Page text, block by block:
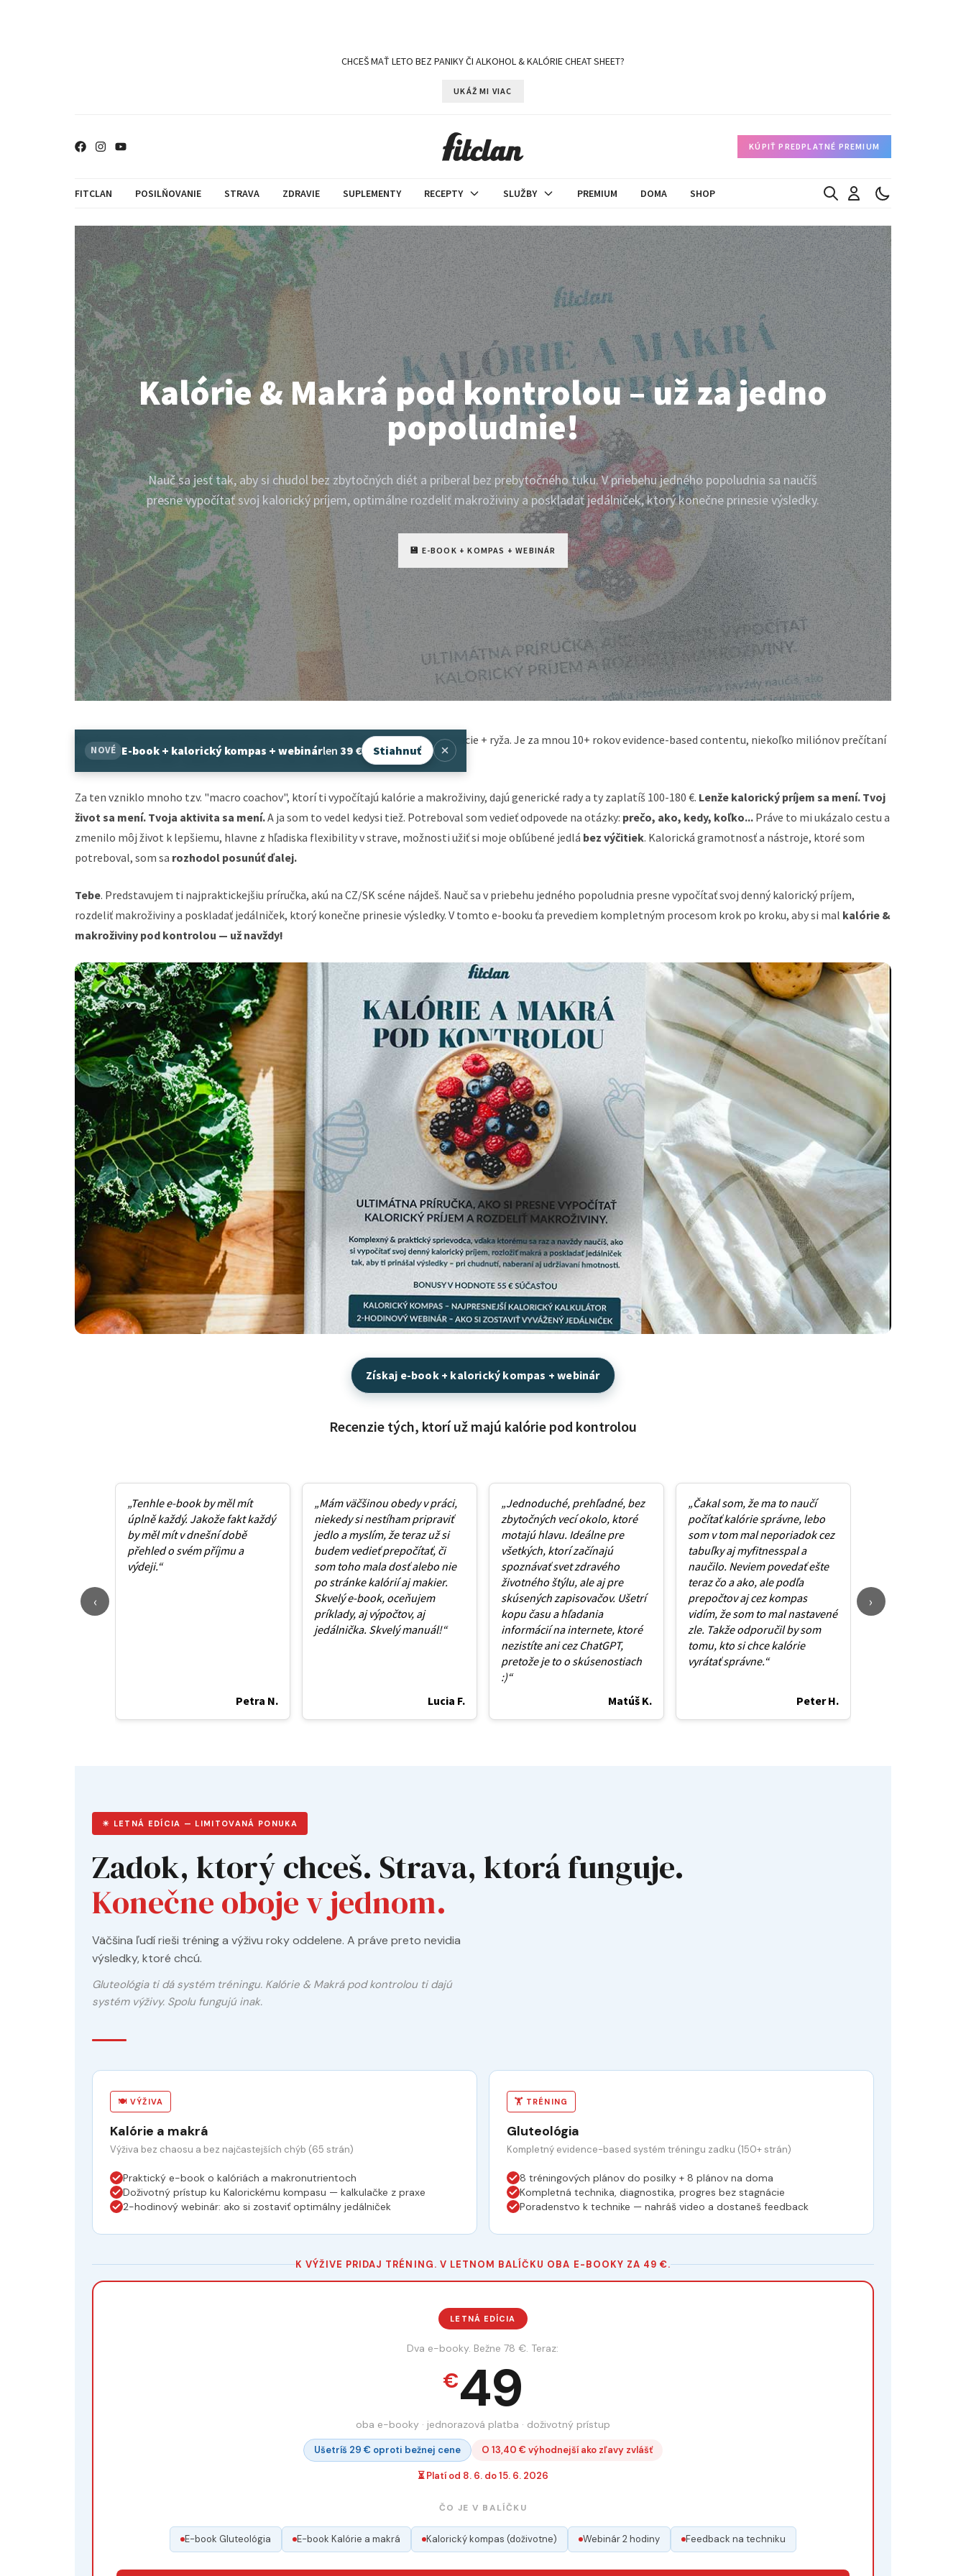
CHCEŠ MAŤ LETO BEZ PANIKY ČI ALKOHOL & KALÓRIE CHEAT SHEET?
UKÁŽ MI VIAC
KÚPIŤ PREDPLATNÉ PREMIUM
FITCLAN POSILŇOVANIE STRAVA ZDRAVIE SUPLEMENTY RECEPTY SLUŽBY PREMIUM DOMA SHOP
Kalórie & Makrá pod kontrolou – už za jedno
popoludnie!
Nauč sa jesť tak, aby si chudol bez zbytočných diét a priberal bez prebytočného tuku. V priebehu jedného popoludnia sa naučíš
presne vypočítať svoj kalorický príjem, optimálne rozdeliť makroživiny a poskladať jedálniček, ktorý konečne prinesie výsledky.
💾 E-BOOK + KOMPAS + WEBINÁR
NOVÉ E-book + kalorický kompas + webinárlen 39 € Stiahnuť
Napísal som prvý česko-slovesnký článok, ktorý v roku 2013 „zrušil“ dogmu kuracie + ryža. Je za mnou 10+ rokov evidence-based contentu, niekoľko miliónov prečítaní
článkov a hlavne 600+ úspešných transformácií našich klientov a fanúšikov.
Za ten vzniklo mnoho tzv. "macro coachov", ktorí ti vypočítajú kalórie a makroživiny, dajú generické rady a ty zaplatíš 100-180 €. Lenže kalorický príjem sa mení. Tvoj
život sa mení. Tvoja aktivita sa mení.A ja som to vedel kedysi tiež. Potreboval som vedieť odpovede na otázky: prečo, ako, kedy, koľko... Práve to mi ukázalo cestu a
zmenilo môj život k lepšiemu, hlavne z hľadiska flexibility v strave, možnosti užiť si moje obľúbené jedlá bez výčitiek. Kalorická gramotnosť a nástroje, ktoré som
potreboval, som sa rozhodol posunúť ďalej.
Tebe. Predstavujem ti najpraktickejšiu príručka, akú na CZ/SK scéne nájdeš. Nauč sa v priebehu jedného popoludnia presne vypočítať svoj denný kalorický príjem,
rozdeliť makroživiny a poskladať jedálniček, ktorý konečne prinesie výsledky. V tomto e-booku ťa prevediem kompletným procesom krok po kroku, aby si mal kalórie &
makroživiny pod kontrolou — už navždy!
Získaj e-book + kalorický kompas + webinár
Recenzie tých, ktorí už majú kalórie pod kontrolou
‹
„Tenhle e-book by měl mít
úplně každý. Jakože fakt každý
by měl mít v dnešní době
přehled o svém příjmu a
výdeji.“
Petra N.
„Mám väčšinou obedy v práci,
niekedy si nestíham pripraviť
jedlo a myslím, že teraz už si
budem vedieť prepočítať, či
som toho mala dosť alebo nie
po stránke kalórií aj makier.
Skvelý e-book, oceňujem
príklady, aj výpočtov, aj
jedálnička. Skvelý manuál!“
Lucia F.
„Jednoduché, prehľadné, bez
zbytočných vecí okolo, ktoré
motajú hlavu. Ideálne pre
všetkých, ktorí začínajú
spoznávať svet zdravého
životného štýlu, ale aj pre
skúsených zapisovačov. Ušetrí
kopu času a hľadania
informácií na internete, ktoré
nezistíte ani cez ChatGPT,
pretože je to o skúsenostiach
:)“
Matúš K.
„Čakal som, že ma to naučí
počítať kalórie správne, lebo
som v tom mal neporiadok cez
tabuľky aj myfitnesspal a
naučilo. Neviem povedať ešte
teraz čo a ako, ale podľa
prepočtov aj cez kompas
vidím, že som to mal nastavené
zle. Takže odporučil by som
tomu, kto si chce kalórie
vyrátať správne.“
Peter H.
pripravené
dávam prednosť
›
☀ LETNÁ EDÍCIA — LIMITOVANÁ PONUKA
Zadok, ktorý chceš. Strava, ktorá funguje.
Konečne oboje v jednom.
Väčšina ľudí rieši tréning a výživu roky oddelene. A práve preto nevidia
výsledky, ktoré chcú.
Gluteológia ti dá systém tréningu. Kalórie & Makrá pod kontrolou ti dajú
systém výživy. Spolu fungujú inak.
🍽️ VÝŽIVA
Kalórie a makrá
Výživa bez chaosu a bez najčastejších chýb (65 strán)
Praktický e-book o kalóriách a makronutrientoch
Doživotný prístup ku Kalorickému kompasu — kalkulačke z praxe
2-hodinový webinár: ako si zostaviť optimálny jedálniček
🏋️ TRÉNING
Gluteológia
Kompletný evidence-based systém tréningu zadku (150+ strán)
8 tréningových plánov do posilky + 8 plánov na doma
Kompletná technika, diagnostika, progres bez stagnácie
Poradenstvo k technike — nahráš video a dostaneš feedback
K VÝŽIVE PRIDAJ TRÉNING. V LETNOM BALÍČKU OBA E-BOOKY ZA 49 €.
LETNÁ EDÍCIA
Dva e-booky. Bežne 78 €. Teraz:
€49
oba e-booky · jednorazová platba · doživotný prístup
Ušetríš 29 € oproti bežnej cene O 13,40 € výhodnejší ako zľavy zvlášť
⏳ Platí od 8. 6. do 15. 6. 2026
ČO JE V BALÍČKU
E-book Gluteológia E-book Kalórie a makrá Kalorický kompas (doživotne) Webinár 2 hodiny Feedback na techniku